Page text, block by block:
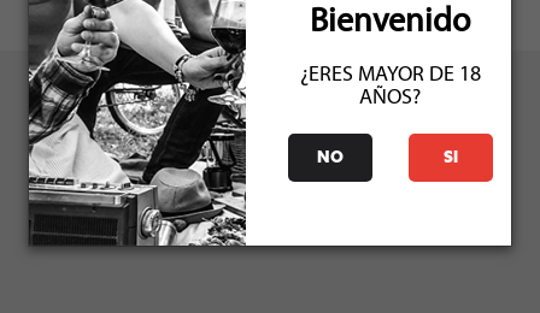
Bienvenido
¿ERES MAYOR DE 18
AÑOS?
NO SI